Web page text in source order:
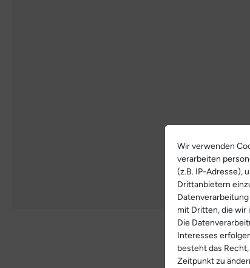
Wir verwenden
verarbeiten
(z.B. IP-Adresse),
Drittanbietern
mit Dritten, die wir
Die
Interesses
besteht das
Zeitpunkt zu